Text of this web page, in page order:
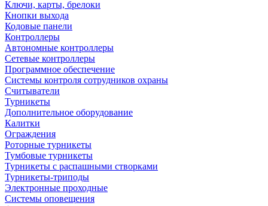
Ключи, карты, брелоки
Кнопки выхода
Кодовые панели
Контроллеры
Автономные контроллеры
Сетевые контроллеры
Программное обеспечение
Системы контроля сотрудников охраны
Считыватели
Турникеты
Дополнительное оборудование
Калитки
Ограждения
Роторные турникеты
Тумбовые турникеты
Турникеты с распашными створками
Турникеты-триподы
Электронные проходные
Системы оповещения